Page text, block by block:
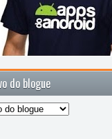
do blogue